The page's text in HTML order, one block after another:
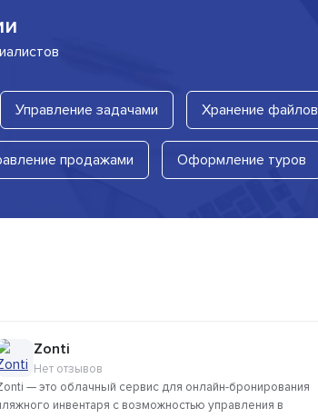
Управление задачами Хранение файлов
продажами Оформление туров
Zonti
Нет отзывов
— это облачный сервис для онлайн-бронирования
инвентаря с возможностью управления в